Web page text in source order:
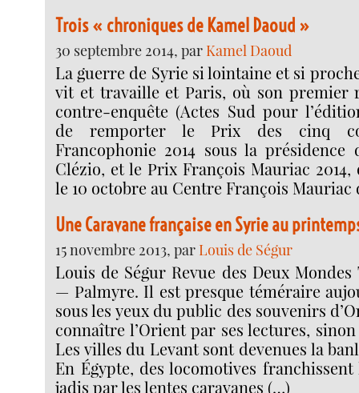
Trois « chroniques de Kamel Daoud »
30 septembre 2014, par Kamel Daoud
La guerre de Syrie si lointaine et si
vit et travaille et Paris, où son premier
contre-enquête (Actes Sud pour
de remporter le Prix des cinq
Francophonie 2014 sous la présidence
Clézio, et le Prix François Mauriac
le 10 octobre au Centre François Mauriac
Une Caravane française en Syrie au
15 novembre 2013, par Louis de Ségur
Louis de Ségur Revue des Deux Mondes
— Palmyre. Il est presque téméraire
sous les yeux du public des souvenirs
connaître l’Orient par ses lectures, sinon
Les villes du Levant sont devenues la
En Égypte, des locomotives
jadis par les lentes caravanes (…)